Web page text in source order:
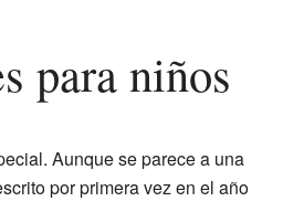
para niños
Aunque se parece a una
por primera vez en el año